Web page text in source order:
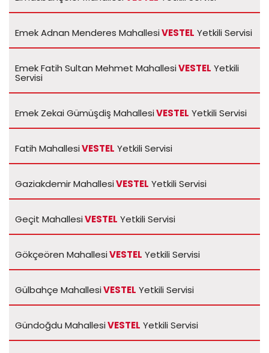
Emek Adnan Menderes MahallesiVESTEL Yetkili Servisi
Emek Fatih Sultan Mehmet MahallesiVESTEL Yetkili
Servisi
Emek Zekai Gümüşdiş MahallesiVESTEL Yetkili Servisi
Fatih MahallesiVESTEL Yetkili Servisi
Gaziakdemir MahallesiVESTEL Yetkili Servisi
Geçit MahallesiVESTEL Yetkili Servisi
Gökçeören MahallesiVESTEL Yetkili Servisi
Gülbahçe MahallesiVESTEL Yetkili Servisi
Gündoğdu MahallesiVESTEL Yetkili Servisi